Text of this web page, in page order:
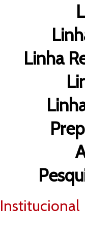
Linha
Institucional